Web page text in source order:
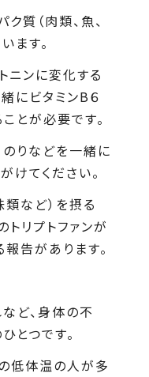
質（肉類、魚、
ます。
ニンに変化する
にビタミンB６
とが必要です。
のりなどを一緒に
けてください。
類など）を摂る
トリプトファンが
告があります。
ど、身体の不
とつです。
低体温の人が多